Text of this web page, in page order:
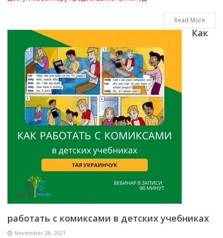
Read More
Как
работать с комиксами в детских учебниках
November 28, 2021